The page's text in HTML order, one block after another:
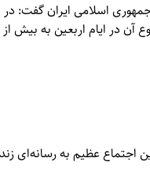
به بیش از ۹۳ هزار پرس رسید.
اجتماع عظیم به رسانه‌ای